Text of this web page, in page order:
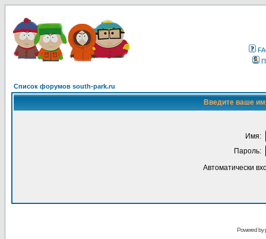
Список форумов south-park.ru
Введите ваше
Имя:
Пароль:
Автоматически
Powered by